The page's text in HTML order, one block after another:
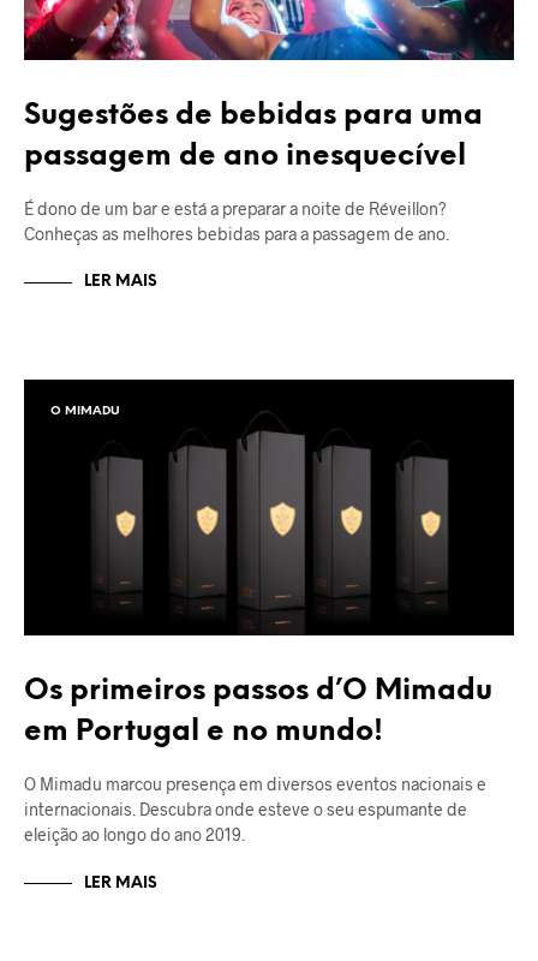
Sugestões de bebidas para uma
passagem de ano inesquecível
É dono de um bar e está a preparar a noite de Réveillon?
Conheças as melhores bebidas para a passagem de ano.
LER MAIS
O MIMADU
Os primeiros passos d’O Mimadu
em Portugal e no mundo!
O Mimadu marcou presença em diversos eventos nacionais e
internacionais. Descubra onde esteve o seu espumante de
eleição ao longo do ano 2019.
LER MAIS